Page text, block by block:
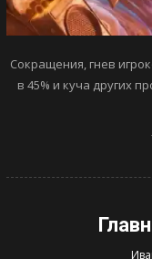
Сокращения, гнев
в 45% и куча других